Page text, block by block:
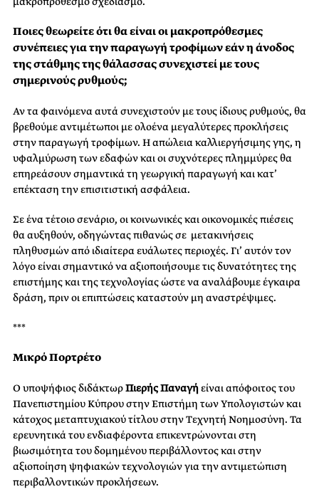
Ποιες θεωρείτε ότι θα είναι οι μακροπρόθεσμες
συνέπειες για την παραγωγή τροφίμων εάν η άνοδος
της στάθμης της θάλασσας συνεχιστεί με τους
σημερινούς ρυθμούς;
Αν τα φαινόμενα αυτά συνεχιστούν με τους ίδιους ρυθμούς, θα
βρεθούμε αντιμέτωποι με ολοένα μεγαλύτερες προκλήσεις
στην παραγωγή τροφίμων. Η απώλεια καλλιεργήσιμης γης, η
υφαλμύρωση των εδαφών και οι συχνότερες πλημμύρες θα
επηρεάσουν σημαντικά τη γεωργική παραγωγή και κατ’
επέκταση την επισιτιστική ασφάλεια.
Σε ένα τέτοιο σενάριο, οι κοινωνικές και οικονομικές πιέσεις
θα αυξηθούν, οδηγώντας πιθανώς σε μετακινήσεις
πληθυσμών από ιδιαίτερα ευάλωτες περιοχές. Γι’ αυτόν τον
λόγο είναι σημαντικό να αξιοποιήσουμε τις δυνατότητες της
επιστήμης και της τεχνολογίας ώστε να αναλάβουμε έγκαιρα
δράση, πριν οι επιπτώσεις καταστούν μη αναστρέψιμες.
***
Μικρό Πορτρέτο
Ο υποψήφιος διδάκτωρΠιερήςΠαναγήείναι απόφοιτος του
Πανεπιστημίου Κύπρου στην Επιστήμη των Υπολογιστών και
κάτοχος μεταπτυχιακού τίτλου στην Τεχνητή Νοημοσύνη. Τα
ερευνητικά του ενδιαφέροντα επικεντρώνονται στη
βιωσιμότητα του δομημένου περιβάλλοντος και στην
αξιοποίηση ψηφιακών τεχνολογιών για την αντιμετώπιση
περιβαλλοντικών προκλήσεων.